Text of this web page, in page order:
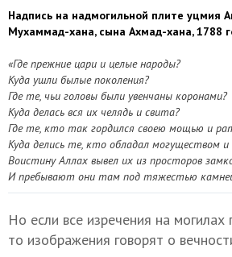
Надпись на надмогильной плите уцмия
Мухаммад-хана, сына Ахмад-хана, 1788
«Где прежние цари и целые народы?
Куда ушли былые поколения?
Где те, чьи головы были увенчаны коронами?
Куда делась вся их челядь и свита?
Где те, кто так гордился своею мощью и
Куда делись те, кто обладал могуществом
Воистину Аллах вывел их из просторов
И пребывают они там под тяжестью
Но если все изречения на
то изображения говорят о